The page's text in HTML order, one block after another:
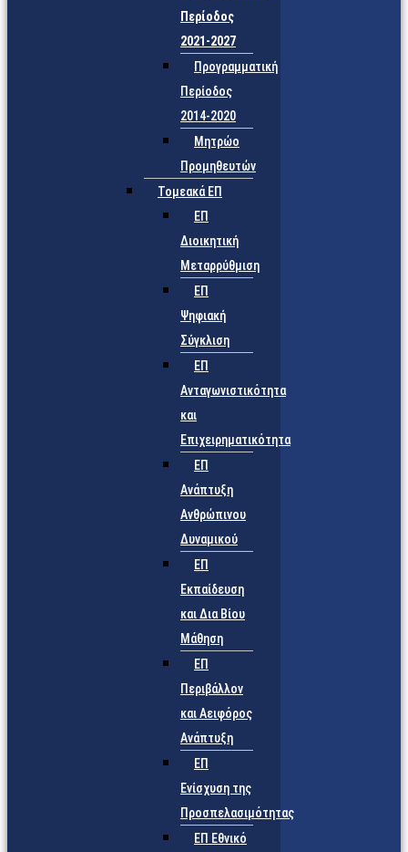
Περίοδος
2021-2027
Προγραμματική
Περίοδος
2014-2020
Μητρώο
Προμηθευτών
Τομεακά ΕΠ
ΕΠ
Διοικητική
Μεταρρύθμιση
ΕΠ
Ψηφιακή
Σύγκλιση
ΕΠ
Ανταγωνιστικότητα
και
Επιχειρηματικότητα
ΕΠ
Ανάπτυξη
Ανθρώπινου
Δυναμικού
ΕΠ
Εκπαίδευση
και Δια Βίου
Μάθηση
ΕΠ
Περιβάλλον
και Αειφόρος
Ανάπτυξη
ΕΠ
Ενίσχυση της
Προσπελασιμότητας
ΕΠ Εθνικό